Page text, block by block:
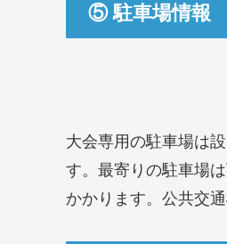
⑤ 駐車場情報
大会専用の駐車場は
す。最寄りの駐車場
かかります。公共交